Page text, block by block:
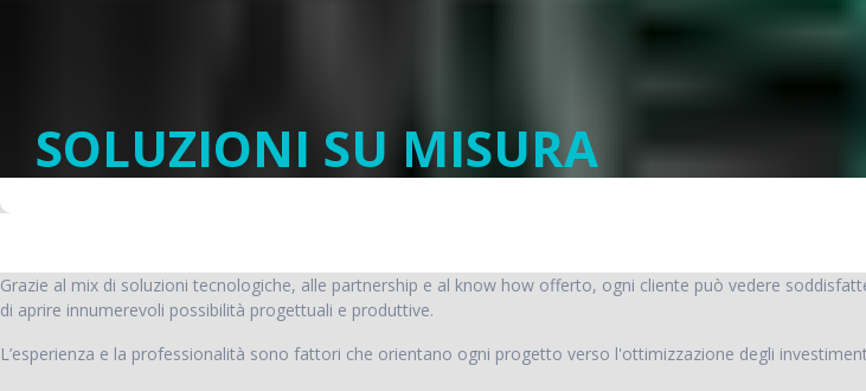
SOLUZIONI SU MISURA
Grazie al mix di soluzioni tecnologiche, alle partnership e al know how offerto, ogni cliente può vedere
di aprire innumerevoli possibilità progettuali e produttive.
L’esperienza e la professionalità sono fattori che orientano ogni progetto verso l'ottimizzazione degli